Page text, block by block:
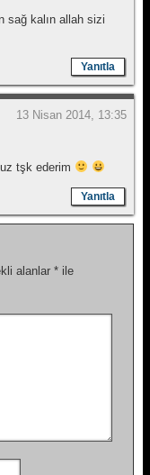
sağ kalın allah sizi
Yanıtla
13 Nisan 2014, 13:35
tşk ederim
Yanıtla
alanlar * ile